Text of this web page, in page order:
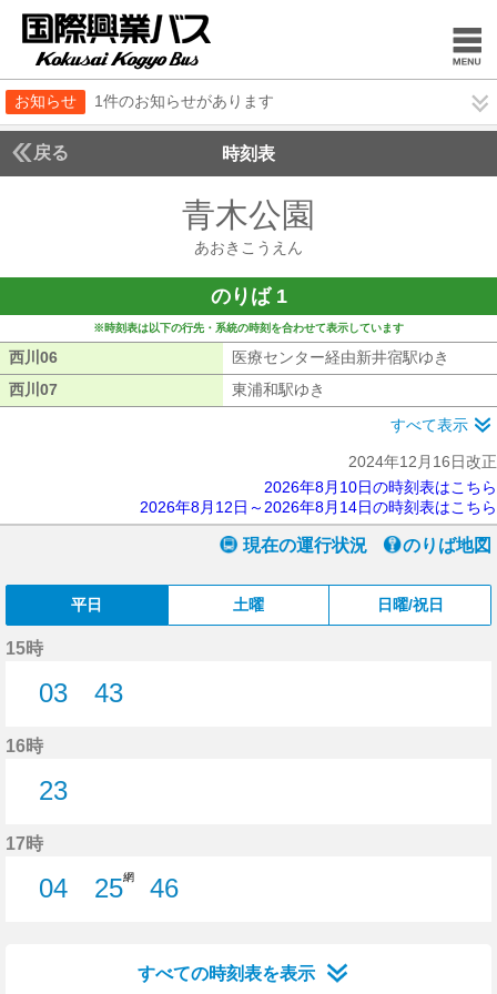
お知らせ 1件のお知らせがあります
戻る 時刻表
青木公園
あおきこうえん
のりば 1
※時刻表は以下の行先・系統の時刻を合わせて表示しています
西川06 医療センター経由新井宿駅ゆき
西川07
東浦和駅ゆき
すべて表示
2024年12月16日改正
2026年8月10日の時刻表はこちら
2026年8月12日～2026年8月14日の時刻表はこちら
現在の運行状況 のりば地図
平日 土曜 日曜/祝日
15時
03
43
16時
23
17時
04
25網
46
すべての時刻表を表示